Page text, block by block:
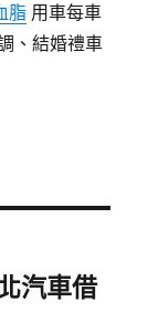
脂 用車每車
、結婚禮車
汽車借